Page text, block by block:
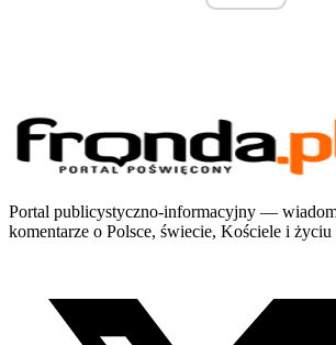
Portal publicystyczno-informacyjny —
komentarze o Polsce, świecie, Kościele i